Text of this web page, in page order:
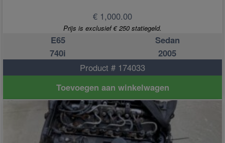
€ 1,000.00
Prijs is exclusief € 250 statiegeld.
E65
Sedan
740i
2005
Product # 174033
Toevoegen aan winkelwagen